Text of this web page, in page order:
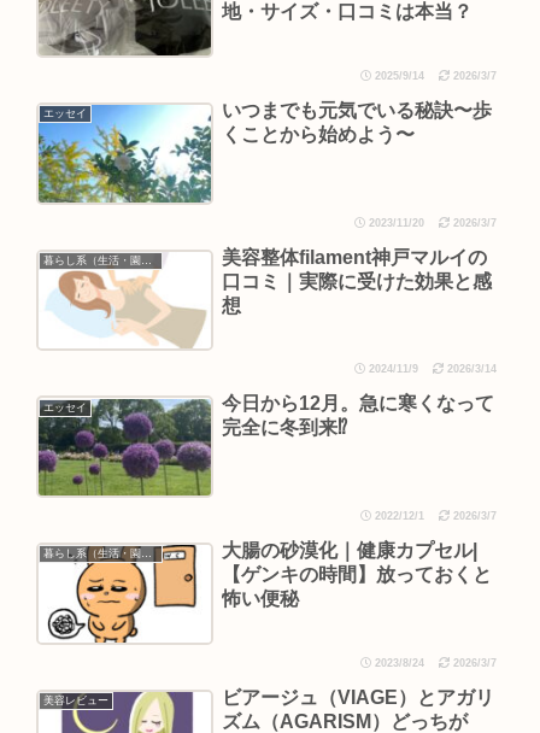
地・サイズ・口コミは本当？
2025/9/14 2026/3/7
エッセイ
いつまでも元気でいる秘訣〜歩
くことから始めよう〜
2023/11/20 2026/3/7
美容整体filament神戸マルイの
口コミ｜実際に受けた効果と感
想
2024/11/9 2026/3/14
エッセイ
今日から12月。急に寒くなって
完全に冬到来⁉︎
2022/12/1 2026/3/7
暮らし系（生活・園芸など）
大腸の砂漠化｜健康カプセル|
【ゲンキの時間】放っておくと
怖い便秘
2023/8/24 2026/3/7
美容レビュー
ビアージュ（VIAGE）とアガリ
ズム（AGARISM）どっちが